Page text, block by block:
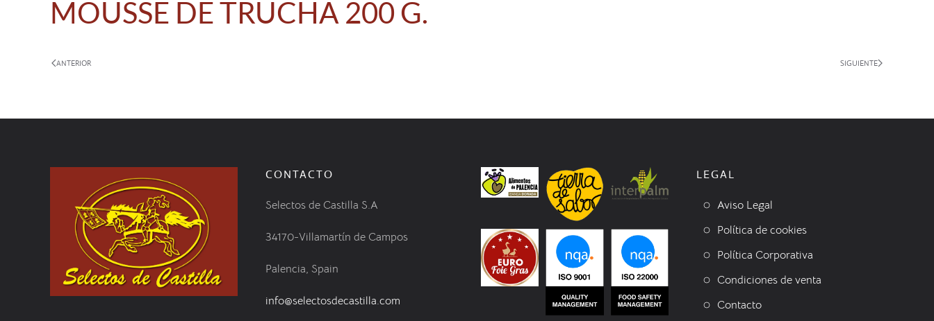
MOUSSE DE TRUCHA 200 G.
ANTERIOR SIGUIENTE
CONTACTO
Selectos de Castilla S.A
34170-Villamartín de Campos
Palencia, Spain
info@selectosdecastilla.com
LEGAL
Aviso Legal
Política de cookies
Política Corporativa
Condiciones de venta
Contacto